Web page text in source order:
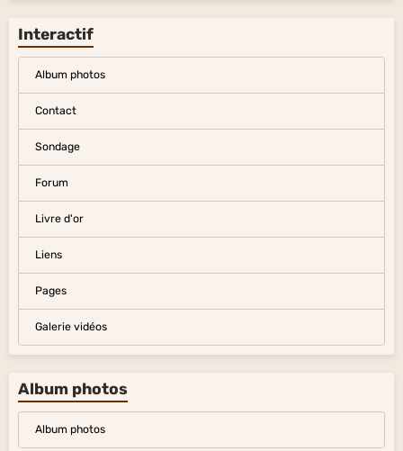
Interactif
Album photos
Contact
Sondage
Forum
Livre d'or
Liens
Pages
Galerie vidéos
Album photos
Album photos